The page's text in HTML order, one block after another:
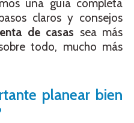
una guía completa
claros y consejos
de casas sea más
todo, mucho más
planear bien